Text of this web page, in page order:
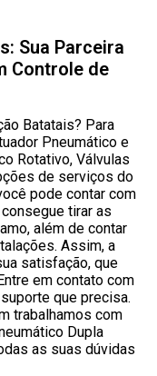
Sua Parceira
Controle de
Batatais? Para
Pneumático e
Rotativo, Válvulas
de serviços do
pode contar com
tirar as
além de contar
Assim, a
satisfação, que
em contato com
que precisa.
trabalhamos com
Dupla
as suas dúvidas